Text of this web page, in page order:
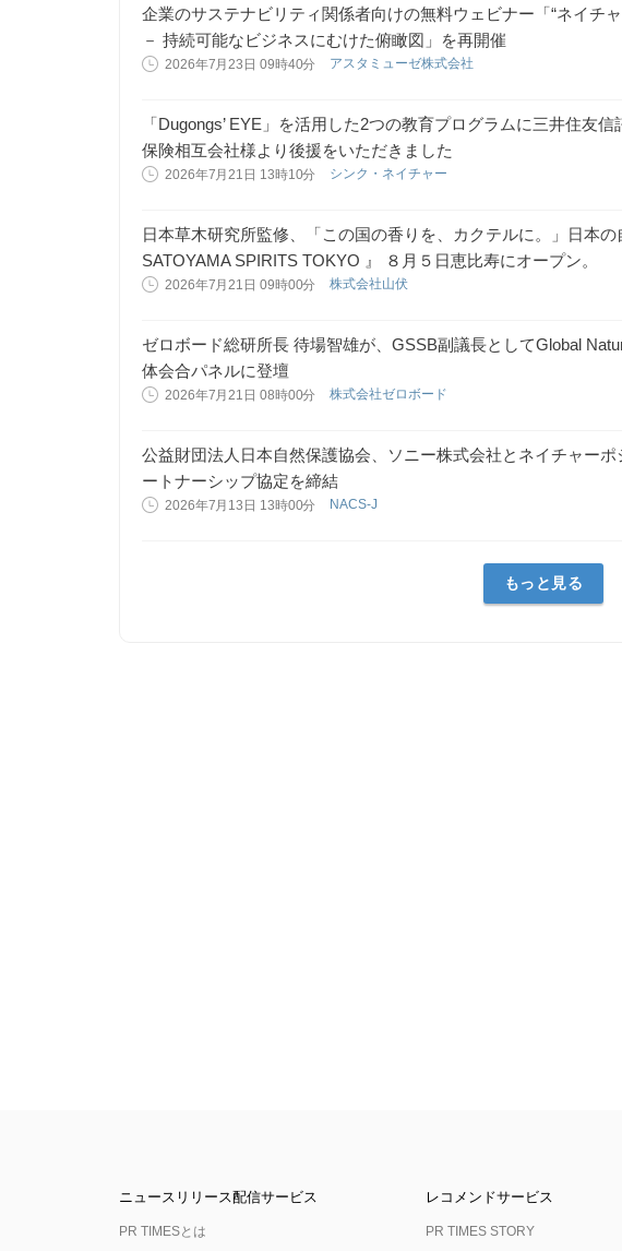
企業のサステナビリティ関係者向けの無料ウェビナー「“ネイチ
－ 持続可能なビジネスにむけた俯瞰図」を再開催
2026年7月23日 09時40分 アスタミューゼ株式会社
「Dugongs’ EYE」を活用した2つの教育プログラムに三井住友
保険相互会社様より後援をいただきました
2026年7月21日 13時10分 シンク・ネイチャー
日本草木研究所監修、「この国の香りを、カクテルに。」日本
SATOYAMA SPIRITS TOKYO 』 ８月５日恵比寿にオープン。
2026年7月21日 09時00分 株式会社山伏
ゼロボード総研所長 待場智雄が、GSSB副議長としてGlobal
体会合パネルに登壇
2026年7月21日 08時00分 株式会社ゼロボード
公益財団法人日本自然保護協会、ソニー株式会社とネイチャー
ートナーシップ協定を締結
2026年7月13日 13時00分 NACS-J
もっと見る
ニュースリリース配信サービス
PR TIMESとは
レコメンドサービス
PR TIMES STORY